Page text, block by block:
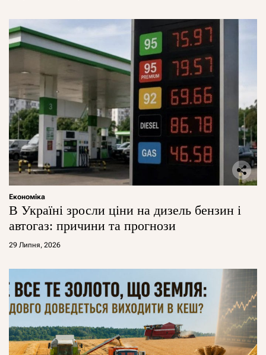
Економіка
В Україні зросли ціни на дизель бензин і
автогаз: причини та прогнози
29 Липня, 2026